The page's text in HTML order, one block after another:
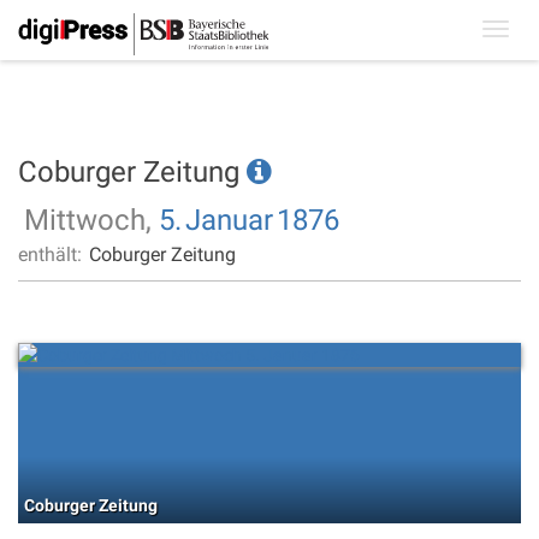
Coburger Zeitung
Mittwoch, 5.Januar1876
enthält: Coburger Zeitung
Coburger Zeitung